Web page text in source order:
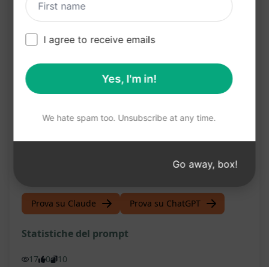
bevanda
Vantaggi:
Ampia conoscenza sulle bevande
le bevande globali
Approfondimento delle culture mondiali
Prova su Claude Prova su ChatGPT
Statistiche del prompt
17 0 10
I agree to receive emails
Yes, I'm in!
We hate spam too. Unsubscribe at any time.
Go away, box!